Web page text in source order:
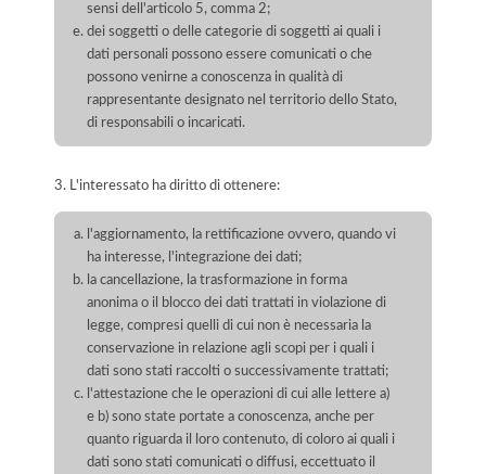
sensi dell'articolo 5, comma 2;
dei soggetti o delle categorie di soggetti ai quali i
dati personali possono essere comunicati o che
possono venirne a conoscenza in qualità di
rappresentante designato nel territorio dello Stato,
di responsabili o incaricati.
3. L'interessato ha diritto di ottenere:
l'aggiornamento, la rettificazione ovvero, quando vi
ha interesse, l'integrazione dei dati;
la cancellazione, la trasformazione in forma
anonima o il blocco dei dati trattati in violazione di
legge, compresi quelli di cui non è necessaria la
conservazione in relazione agli scopi per i quali i
dati sono stati raccolti o successivamente trattati;
l'attestazione che le operazioni di cui alle lettere a)
e b) sono state portate a conoscenza, anche per
quanto riguarda il loro contenuto, di coloro ai quali i
dati sono stati comunicati o diffusi, eccettuato il